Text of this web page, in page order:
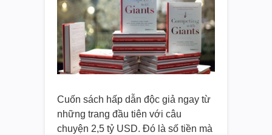
Cuốn sách hấp dẫn độc giả ngay từ
những trang đầu tiên với câu
chuyện 2,5 tỷ USD. Đó là số tiền mà